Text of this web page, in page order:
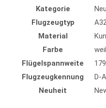
Kategorie
Flugzeugtyp
Material
Farbe
Flügelspannweite
Flugzeugkennung
D-
Neuheit